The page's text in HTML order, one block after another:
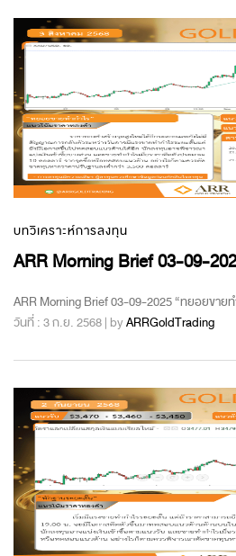
บทวิเคราะห์การลงทุน
ARR Morning Brief 03-09-
ARR Morning Brief 03-09-2025 “ทยอยขายท
วันที่ : 3 ก.ย. 2568 | byARRGoldTrading